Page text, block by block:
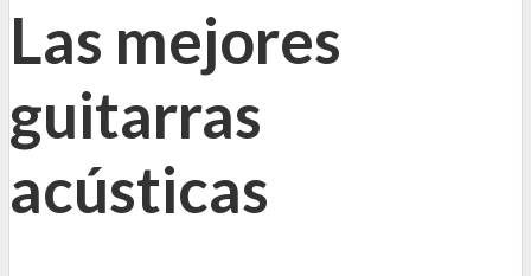
Las mejores
guitarras
acústicas